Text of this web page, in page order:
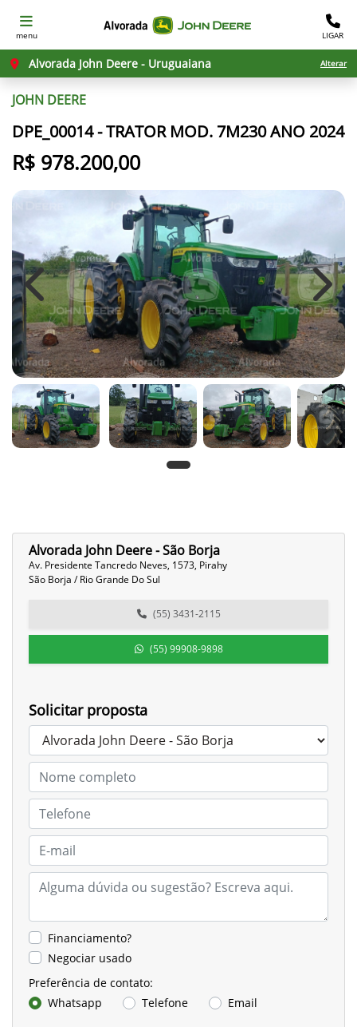
menu LIGAR
Alvorada John Deere - Uruguaiana Alterar
JOHN DEERE
DPE_00014 - TRATOR MOD. 7M230 ANO 2024
R$ 978.200,00
Previous Next
Alvorada John Deere - São Borja
Av. Presidente Tancredo Neves, 1573, Pirahy
São Borja / Rio Grande Do Sul
(55) 3431-2115
(55) 99908-9898
Solicitar proposta
Financiamento?
Negociar usado
Preferência de contato:
Whatsapp
Telefone Email